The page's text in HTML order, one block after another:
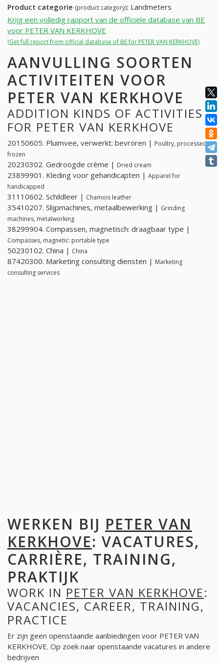
Product categorie (product category): Landmeters
Krijg een volledig rapport van de officiële database van BE
voor PETER VAN KERKHOVE
(Get full report from official database of BE for PETER VAN KERKHOVE)
AANVULLING SOORTEN
ACTIVITEITEN VOOR
PETER VAN KERKHOVE
ADDITION KINDS OF ACTIVITIES
FOR PETER VAN KERKHOVE
20150605. Pluimvee, verwerkt: bevroren | Poultry, processed:
frozen
20230302. Gedroogde crème | Dried cream
23899901. Kleding voor gehandicapten | Apparel for
handicapped
31110602. Schildleer | Chamois leather
35410207. Slijpmachines, metaalbewerking | Grinding
machines, metalworking
38299904. Compassen, magnetisch: draagbaar type |
Compasses, magnetic: portable type
50230102. China | China
87420300. Marketing consulting diensten | Marketing
consulting services
WERKEN BIJ PETER VAN
KERKHOVE: VACATURES,
CARRIÈRE, TRAINING,
PRAKTIJK
WORK IN PETER VAN KERKHOVE:
VACANCIES, CAREER, TRAINING,
PRACTICE
Er zijn geen openstaande aanbiedingen voor PETER VAN
KERKHOVE. Op zoek naar openstaande vacatures in andere
bedrijven